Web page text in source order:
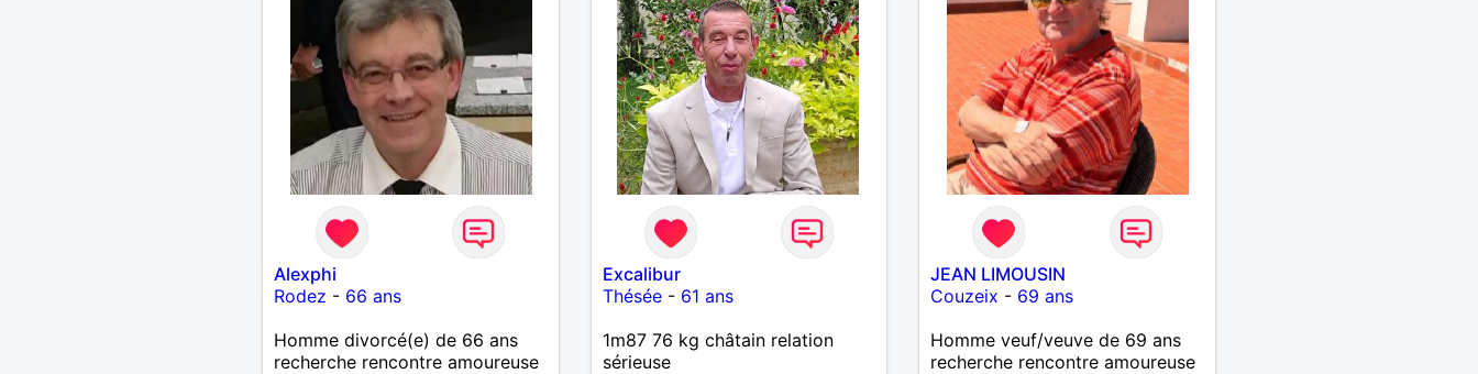
Alexphi
Rodez - 66 ans
Homme divorcé(e) de 66 ans
recherche rencontre amoureuse
Excalibur
Thésée- 61 ans
1m87 76 kg châtain relation
sérieuse
JEAN LIMOUSIN
Couzeix - 69 ans
Homme veuf/veuve de 69 ans
recherche rencontre amoureuse